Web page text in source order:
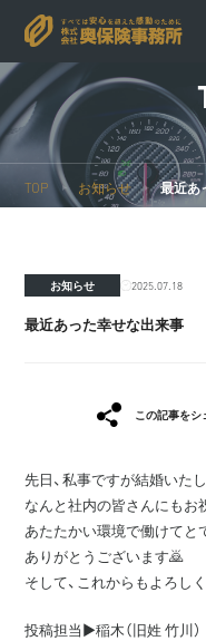
TOP お知らせ 最近あ
お知らせ 2025.07.18
最近あった幸せな出来事
この記事をシ
先日、私事ですが結婚いた
なんと社内の皆さんにも
あたたかい環境で働けてと
ありがとうございます🙇
そして、これからもよろ
投稿担当▶️稲木（旧姓 竹川）